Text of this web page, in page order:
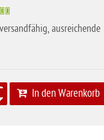
ausreichende
In den Warenkorb